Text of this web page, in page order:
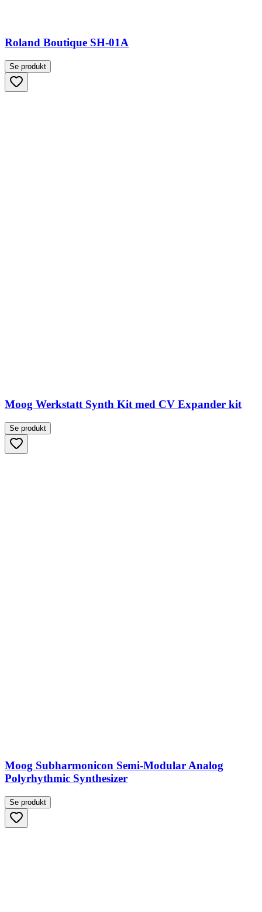
Roland Boutique SH-01A
Se produkt
Moog Werkstatt Synth Kit med CV Expander kit
Se produkt
Moog Subharmonicon Semi-Modular Analog
Polyrhythmic Synthesizer
Se produkt